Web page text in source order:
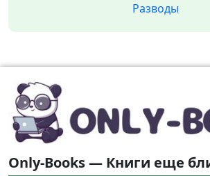
Разводы
Only-Books — Книги еще